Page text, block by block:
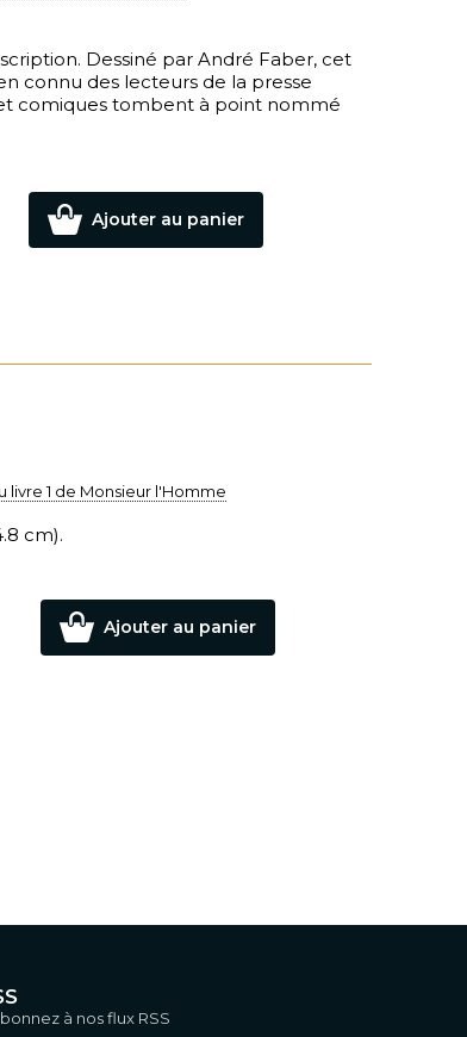
Dessiné par André Faber, cet
connu des lecteurs de la presse
comiques tombent à point nommé
Ajouter au panier
1 de Monsieur l'Homme
cm).
Ajouter au panier
à nos flux RSS